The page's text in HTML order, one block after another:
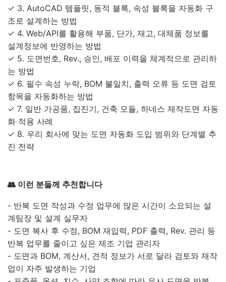
✓ 3. AutoCAD 템플릿, 동적 블록, 속성 블록을 자동화 구
조로 설계하는 방법
✓ 4. Web/API를 활용해 부품, 단가, 재고, 대체품 정보를
설계정보에 반영하는 방법
✓ 5. 도면번호, Rev., 승인, 배포 이력을 체계적으로 관리하
는 방법
✓ 6. 필수 속성 누락, BOM 불일치, 출력 오류 등 도면 검토
항목을 자동화하는 방법
✓ 7. 일반 가공품, 집진기, 건축 모듈, 하네스 제작도면 자동
화 적용 사례
✓ 8. 우리 회사에 맞는 도면 자동화 도입 범위와 단계별 추
진 전략
👥 이런 분들께 추천합니다
- 반복 도면 작성과 수정 업무에 많은 시간이 소요되는 설
계팀장 및 설계 실무자
- 도면 복사 후 수정, BOM 재입력, PDF 출력, Rev. 관리 등
반복 업무를 줄이고 싶은 제조 기업 관리자
- 도면과 BOM, 계산서, 견적 정보가 서로 달라 검토와 재작
업이 자주 발생하는 기업